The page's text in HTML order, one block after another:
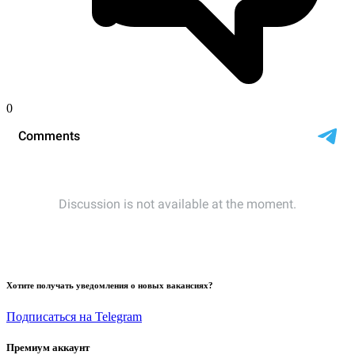
0
Хотите получать уведомления о новых вакансиях?
Подписаться на Telegram
Премиум аккаунт